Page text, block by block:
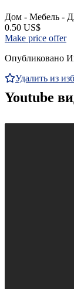
Дом - Мебель -
0.50 US$
Make price offer
Опубликовано
Удалить из
Youtube